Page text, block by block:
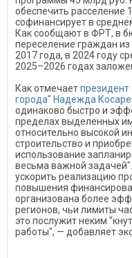
обеспечить
софинансирует в
Как сообщают в ФРТ, в
переселение граждан
2017 года, в 2024 году
2025–2026 годах
Как отмечаетпрезидент
города" Надежда
одинаково быстро и
пределах выделенных
относительно высокой
строительство и
использование
весьма важной
ускорить реализацию
повышения
организована более
регионов, чьи лимиты
это послужит неким
работы", — добавляет